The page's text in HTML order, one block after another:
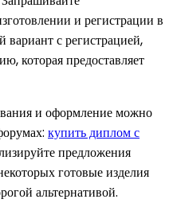
и регистрации в
с регистрацией,
которая предоставляет
и оформление можно
купить диплом с
предложения
готовые изделия
альтернативой.